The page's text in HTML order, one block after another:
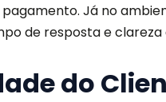
Já no
de resposta e
do